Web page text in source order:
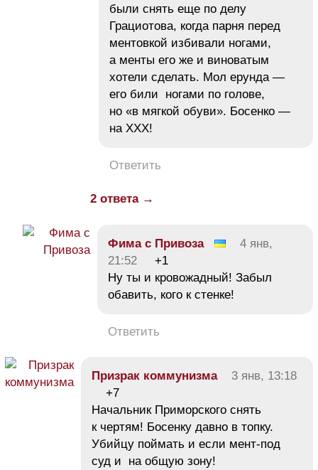
были снять еще по делу
Грациотова, когда парня перед
ментовкой избивали ногами,
а менты его же и виноватым
хотели сделать. Мол ерунда —
его били ногами по голове,
но «в мягкой обуви». Босенко —
на ХХХ!
Ответить
2 ответа →
Фима c Привоза
4 янв,
21:52
+1
Ну ты и кровожадный! Забыл
обавить, кого к стенке!
Ответить
Призрак коммунизма
3 янв, 13:18
+7
Начальник Приморского снять
к чертям! Босенку давно в топку.
Убийцу поймать и если мент-под
суд и на общую зону!